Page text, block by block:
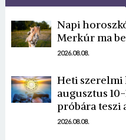
Napi
Merkúr ma
2026.08.08.
Heti szerelmi
augusztus
próbára teszi
2026.08.08.